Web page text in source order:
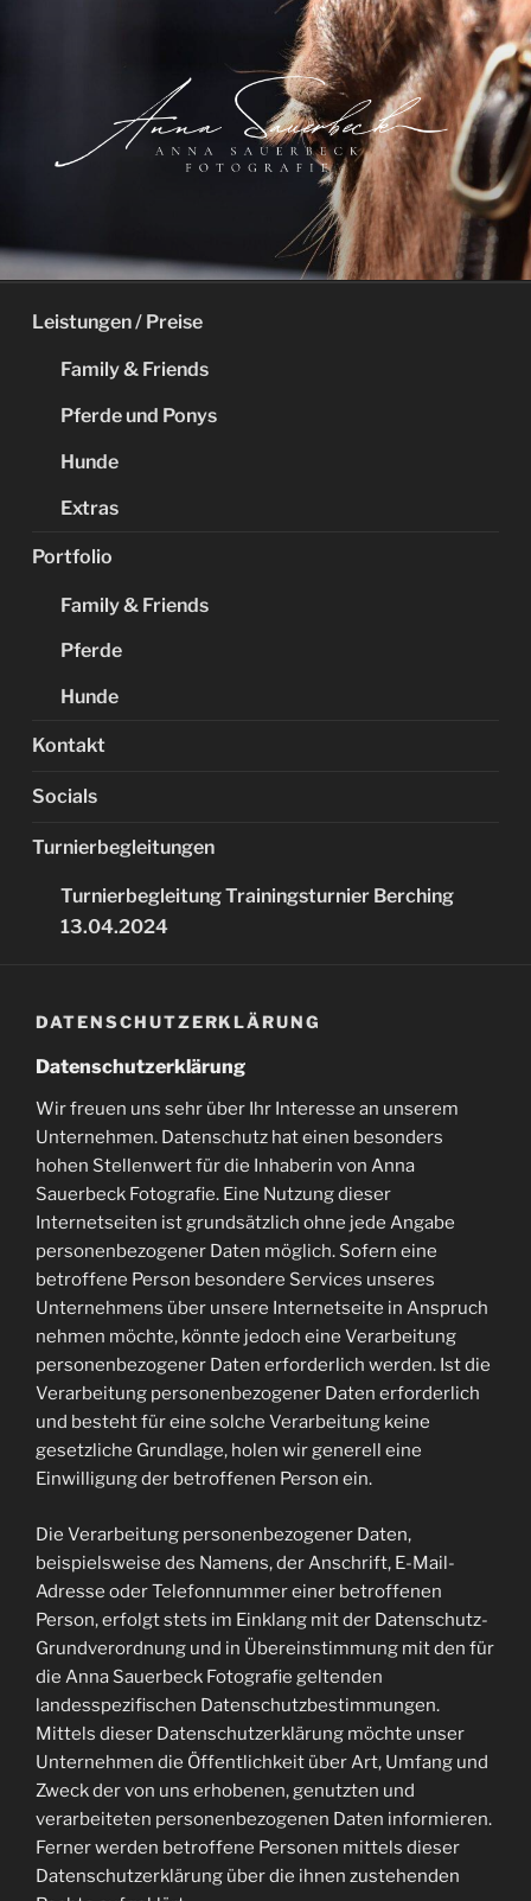
Leistungen / Preise
Family & Friends
Pferde und Ponys
Hunde
Extras
Portfolio
Family & Friends
Pferde
Hunde
Kontakt
Socials
Turnierbegleitungen
Turnierbegleitung Trainingsturnier Berching
13.04.2024
DATENSCHUTZERKLÄRUNG
Datenschutzerklärung
Wir freuen uns sehr über Ihr Interesse an unserem
Unternehmen. Datenschutz hat einen besonders
hohen Stellenwert für die Inhaberin von Anna
Sauerbeck Fotografie. Eine Nutzung dieser
Internetseiten ist grundsätzlich ohne jede Angabe
personenbezogener Daten möglich. Sofern eine
betroffene Person besondere Services unseres
Unternehmens über unsere Internetseite in Anspruch
nehmen möchte, könnte jedoch eine Verarbeitung
personenbezogener Daten erforderlich werden. Ist die
Verarbeitung personenbezogener Daten erforderlich
und besteht für eine solche Verarbeitung keine
gesetzliche Grundlage, holen wir generell eine
Einwilligung der betroffenen Person ein.
Die Verarbeitung personenbezogener Daten,
beispielsweise des Namens, der Anschrift, E-Mail-
Adresse oder Telefonnummer einer betroffenen
Person, erfolgt stets im Einklang mit der Datenschutz-
Grundverordnung und in Übereinstimmung mit den für
die Anna Sauerbeck Fotografie geltenden
landesspezifischen Datenschutzbestimmungen.
Mittels dieser Datenschutzerklärung möchte unser
Unternehmen die Öffentlichkeit über Art, Umfang und
Zweck der von uns erhobenen, genutzten und
verarbeiteten personenbezogenen Daten informieren.
Ferner werden betroffene Personen mittels dieser
Datenschutzerklärung über die ihnen zustehenden